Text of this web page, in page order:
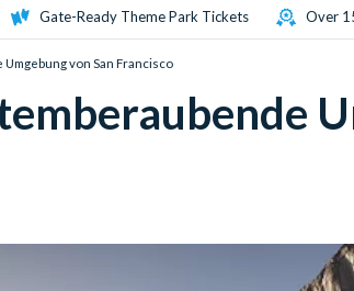
Gate-Ready Theme Park Tickets Over
von San Francisco